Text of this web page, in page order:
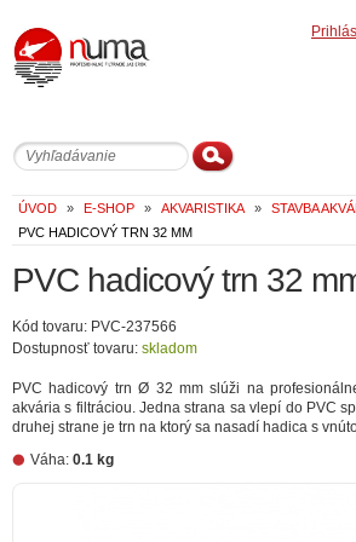
ÚVOD » E-SHOP » AKVARISTIKA » STAVBA
PVC HADICOVÝ TRN 32 MM
PVC hadicový trn 32
Kód tovaru: PVC-237566
Dostupnosť tovaru: skladom
PVC hadicový trn Ø 32 mm slúži na
akvária s filtráciou. Jedna strana sa vlepí do PVC
druhej strane je trn na ktorý sa nasadí hadica s
Váha: 0.1 kg